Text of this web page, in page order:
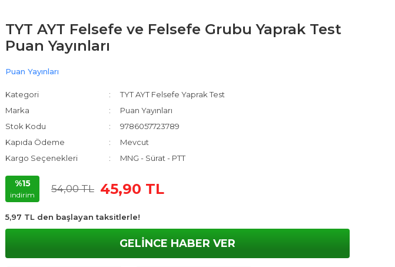
TYT AYT Felsefe ve Felsefe Grubu Yaprak Test
Puan Yayınları
Puan Yayınları
Kategori
TYT AYT Felsefe Yaprak Test
Marka
Puan Yayınları
Stok Kodu
9786057723789
Kapıda Ödeme
Mevcut
Kargo Seçenekleri
MNG - Sürat - PTT
%15
indirim
54,00 TL 45,90 TL
5,97 TL den başlayan taksitlerle!
GELİNCE HABER VER